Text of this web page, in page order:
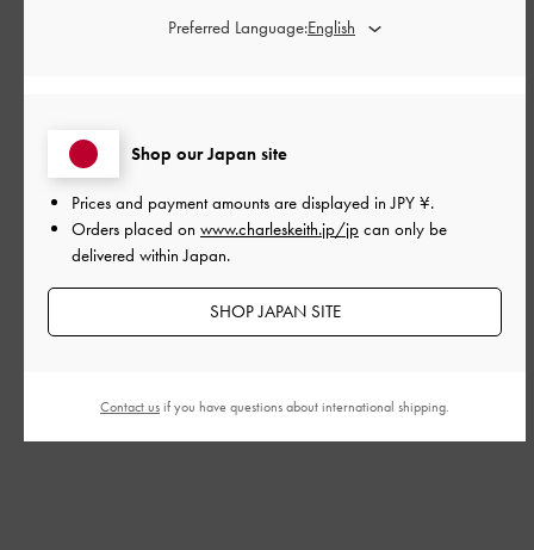
あまりよくなかった
Shop our Japan site
Prices and payment amounts are displayed inJPY ¥.
Orders placed on www.charleskeith.jp/jp can only be
delivered within Japan.
SHOP JAPAN SITE
Preferred Language:
Contact usif you have questions about international shipping.